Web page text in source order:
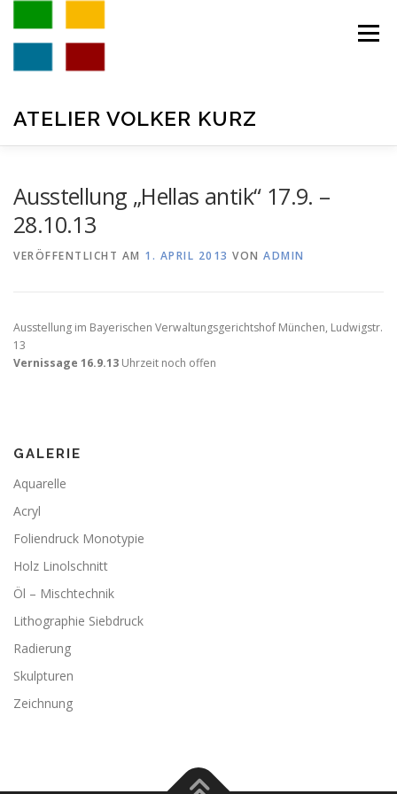
Inhalt
springen
ATELIER VOLKER KURZ
Menü
Ausstellung „Hellas antik“ 17.9. –
28.10.13
VERÖFFENTLICHT AM 1. APRIL 2013 VON ADMIN
Ausstellung im Bayerischen Verwaltungsgerichtshof München, Ludwigstr.
13
Vernissage 16.9.13 Uhrzeit noch offen
GALERIE
Aquarelle
Acryl
Foliendruck Monotypie
Holz Linolschnitt
Öl – Mischtechnik
Lithographie Siebdruck
Radierung
Skulpturen
Zeichnung